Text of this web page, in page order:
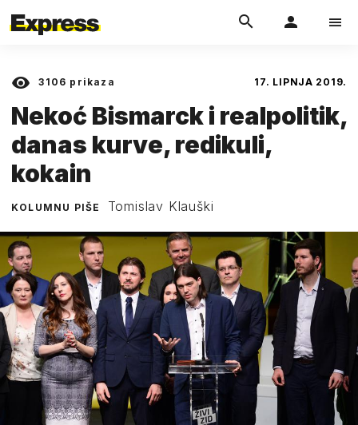
3106 prikaza 17. LIPNJA 2019.
Nekoć Bismarck i realpolitik,
danas kurve, redikuli,
kokain
KOLUMNU PIŠE Tomislav Klauški